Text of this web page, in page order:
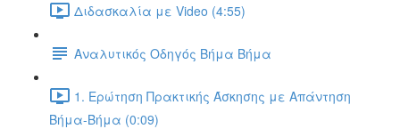
Διδασκαλία με Video (4:55)
Αναλυτικός Οδηγός Βήμα Βήμα
1. Ερώτηση Πρακτικής Άσκησης με Απάντηση
Βήμα-Βήμα (0:09)